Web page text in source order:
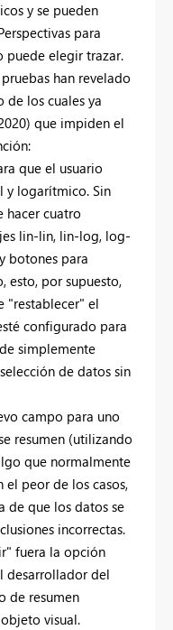
y se pueden
para
puede elegir trazar.
han revelado
de los cuales ya
que impiden el
que el usuario
y logarítmico. Sin
hacer cuatro
lin-lin, lin-log, log-
botones para
esto, por supuesto,
"restablecer" el
configurado para
simplemente
de datos sin
campo para uno
resumen (utilizando
que normalmente
el peor de los casos,
de que los datos se
incorrectas.
fuera la opción
desarrollador del
de resumen
visual.